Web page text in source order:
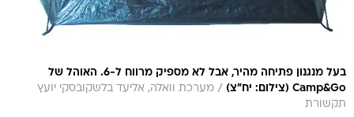
בעל מנגנון פתיחה מהיר, אבל לא מספיק מרווח ל-6. האוהל של
Camp&Go (צילום: יח"צ)
/ מערכת וואלה, אליעד בלשקובסקי יועץ
תקשורת